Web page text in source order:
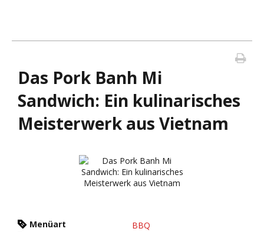
Das Pork Banh Mi
Sandwich: Ein kulinarisches
Meisterwerk aus Vietnam
Menüart
BBQ